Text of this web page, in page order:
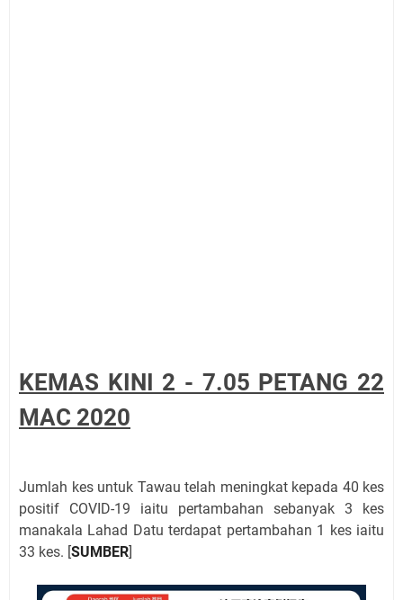
KEMAS KINI 2 - 7.05 PETANG 22
MAC 2020
Jumlah kes untuk Tawau telah meningkat kepada 40 kes
positif COVID-19 iaitu pertambahan sebanyak 3 kes
manakala Lahad Datu terdapat pertambahan 1 kes iaitu
33 kes. [SUMBER]